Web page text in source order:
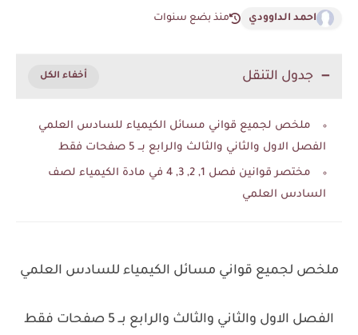
احمد الداوودي منذ بضع سنوات
جدول التنقل
ملخص لجميع قواني مسائل الكيمياء للسادس العلمي
الفصل الاول والثاني والثالث والرابع بــ 5 صفحات فقط
مختصر قوانين فصل 1, 2, 3, 4 في مادة الكيمياء لصف
السادس العلمي
ملخص لجميع قواني مسائل الكيمياء للسادس العلمي
الفصل الاول والثاني والثالث والرابع بــ 5 صفحات فقط